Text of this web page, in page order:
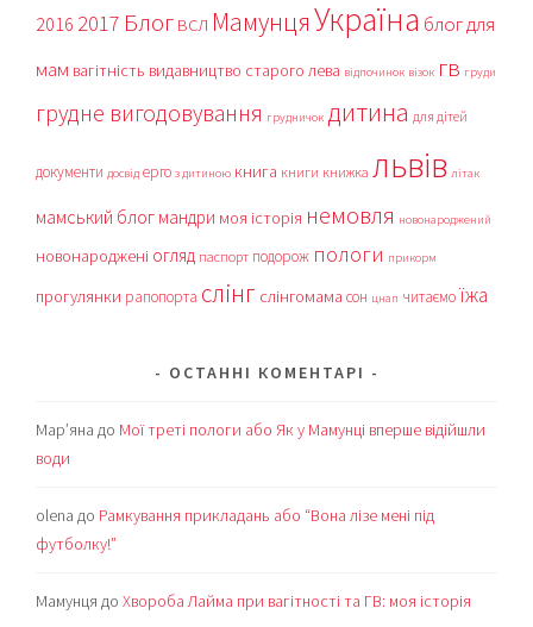
2016 2017 Блог ВСЛ МамунцяУкраїна блог для
мам вагітність видавництво старого лева відпочинок візок гв груди
грудне вигодовування грудничок дитина для дітей
документи досвід ерго з дитиною книга книги книжка львів літак
мамський блог мандри моя історія немовля новонароджений
новонароджені огляд паспорт подорож пологи прикорм
прогулянки рапопорта слінг слінгомама сон цнап читаємоїжа
ОСТАННІ КОМЕНТАРІ
Мар’яна до Мої треті пологи або Як у Мамунці вперше відійшли
води
olena до Рамкування прикладань або “Вона лізе мені під
футболку!”
Мамунця доХвороба Лайма при вагітності та ГВ: моя історія